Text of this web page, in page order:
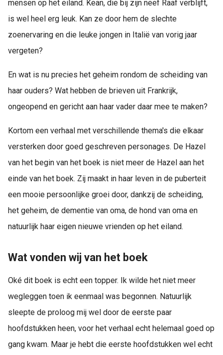
mensen op het eiland. Kean, die bij zijn neef Raaf verblijft,
is wel heel erg leuk. Kan ze door hem de slechte
zoenervaring en die leuke jongen in Italië van vorig jaar
vergeten?
En wat is nu precies het geheim rondom de scheiding van
haar ouders? Wat hebben de brieven uit Frankrijk,
ongeopend en gericht aan haar vader daar mee te maken?
Kortom een verhaal met verschillende thema's die elkaar
versterken door goed geschreven personages. De Hazel
van het begin van het boek is niet meer de Hazel aan het
einde van het boek. Zij maakt in haar leven in de puberteit
een mooie persoonlijke groei door, dankzij de scheiding,
het geheim, de dementie van oma, de hond van oma en
natuurlijk haar eigen nieuwe vrienden op het eiland.
Wat vonden wij van het boek
Oké dit boek is echt een topper. Ik wilde het niet meer
wegleggen toen ik eenmaal was begonnen. Natuurlijk
sleepte de proloog mij wel door de eerste paar
hoofdstukken heen, voor het verhaal echt helemaal goed op
gang kwam. Maar je hebt die eerste hoofdstukken wel echt